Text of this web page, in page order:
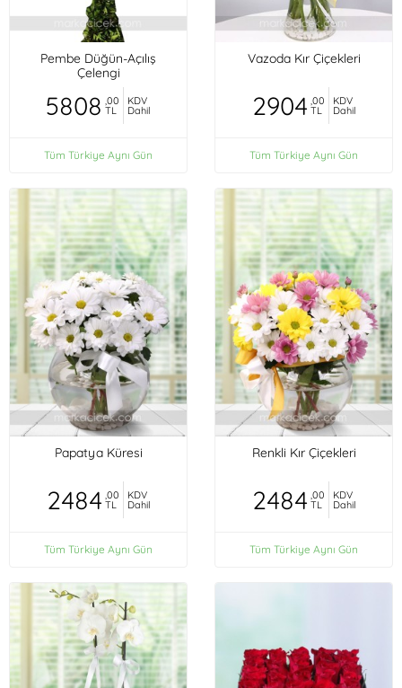
Pembe Düğün-Açılış
Çelengi
5808 ,00
TL
KDV
Dahil
Tüm Türkiye Aynı Gün
Vazoda Kır Çiçekleri
2904 ,00
TL
KDV
Dahil
Tüm Türkiye Aynı Gün
Papatya Küresi
2484 ,00
TL
KDV
Dahil
Tüm Türkiye Aynı Gün
Renkli Kır Çiçekleri
2484 ,00
TL
KDV
Dahil
Tüm Türkiye Aynı Gün